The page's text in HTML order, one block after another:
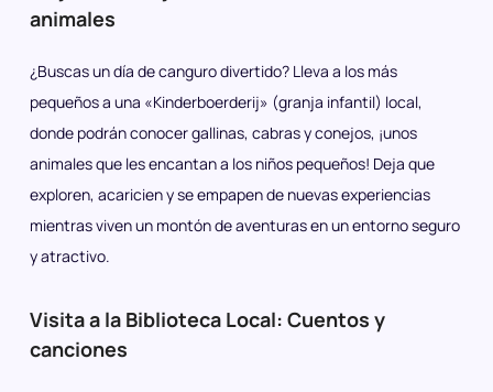
animales
¿Buscas un día de canguro divertido? Lleva a los más
pequeños a una «Kinderboerderij» (granja infantil) local,
donde podrán conocer gallinas, cabras y conejos, ¡unos
animales que les encantan a los niños pequeños! Deja que
exploren, acaricien y se empapen de nuevas experiencias
mientras viven un montón de aventuras en un entorno seguro
y atractivo.
Visita a la Biblioteca Local: Cuentos y
canciones